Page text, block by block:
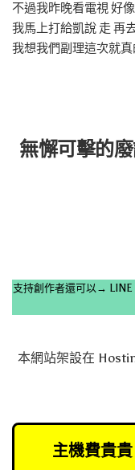
不過我昨晚看電視 好
我馬上打給凱說 走 再
我想我們副理這次就
無懈可擊的
支持創作者還可以→ LINE
本網站架設在
主機費貴